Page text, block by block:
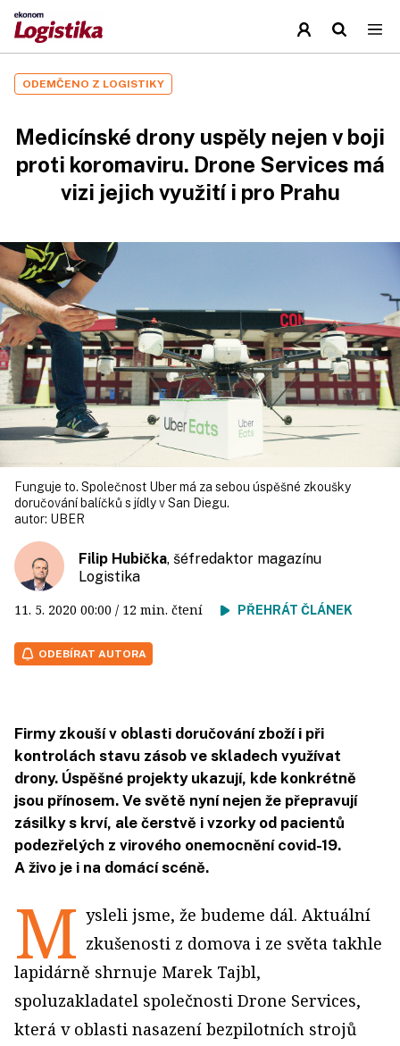
ODEMČENO Z LOGISTIKY
Medicínské drony uspěly nejen v boji
proti koromaviru. Drone Services má
vizi jejich využití i pro Prahu
Funguje to. Společnost Uber má za sebou úspěšné zkoušky
doručování balíčků s jídly v San Diegu.
autor: UBER
Filip Hubička, šéfredaktor magazínu
Logistika
11. 5. 2020 00:00 / 12 min. čtení PŘEHRÁT ČLÁNEK
ODEBÍRAT AUTORA
Firmy zkouší v oblasti doručování zboží i při
kontrolách stavu zásob ve skladech využívat
drony. Úspěšné projekty ukazují, kde konkrétně
jsou přínosem. Ve světě nyní nejen že přepravují
zásilky s krví, ale čerstvě i vzorky od pacientů
podezřelých z virového onemocnění covid-19.
A živo je i na domácí scéně.
M ysleli jsme, že budeme dál. Aktuální
zkušenosti z domova i ze světa takhle
lapidárně shrnuje Marek Tajbl,
spoluzakladatel společnosti Drone Services,
která v oblasti nasazení bezpilotních strojů